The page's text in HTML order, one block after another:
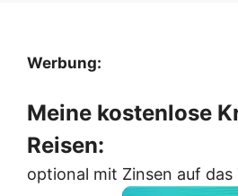
Werbung:
Meine kostenlose
Reisen:
optional mit Zinsen auf das